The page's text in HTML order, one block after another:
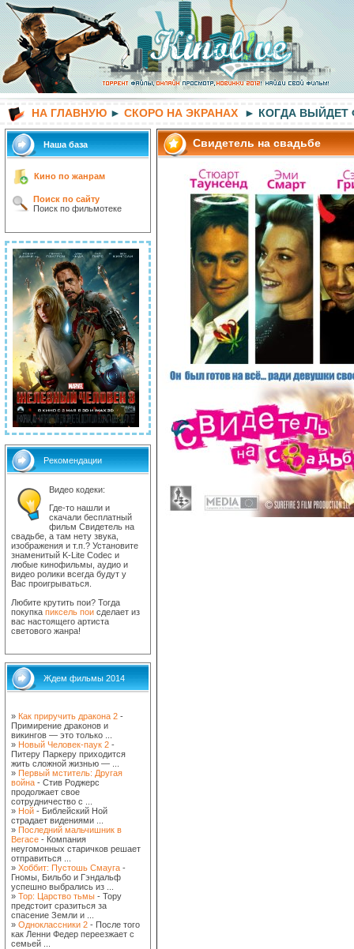
НА ГЛАВНУЮ ► СКОРО НА ЭКРАНАХ ► КОГДА ВЫЙДЕТ
Наша база
Кино по жанрам
Поиск по сайту
Поиск по фильмотеке
Рекомендации
Видео кодеки:
Где-то нашли и
скачали бесплатный
фильм Свидетель на
свадьбе, а там нету звука,
изображения и т.п.? Установите
знаменитый K-Lite Codec и
любые кинофильмы, аудио и
видео ролики всегда будут у
Вас проигрываться.
Любите крутить пои? Тогда
покупка пиксель пои сделает из
вас настоящего артиста
светового жанра!
Ждем фильмы 2014
» Как приручить дракона 2 -
Примирение драконов и
викингов — это только ...
» Новый Человек-паук 2 -
Питеру Паркеру приходится
жить сложной жизнью — ...
» Первый мститель: Другая
война - Стив Роджерс
продолжает свое
сотрудничество с ...
» Ной - Библейский Ной
страдает видениями ...
» Последний мальчишник в
Вегасе - Компания
неугомонных старичков решает
отправиться ...
» Хоббит: Пустошь Смауга -
Гномы, Бильбо и Гэндальф
успешно выбрались из ...
» Тор: Царство тьмы - Тору
предстоит сразиться за
спасение Земли и ...
» Одноклассники 2 - После того
как Ленни Федер переезжает с
семьей ...
Свидетель на свадьбе